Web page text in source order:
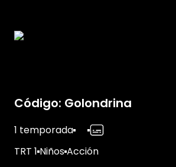
Código: Golondrina
1 temporada
TRT 1 NiñosAcción